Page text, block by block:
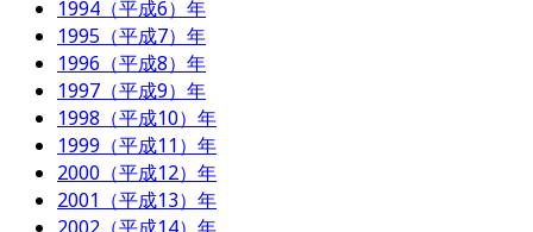
1994（平成6）年
1995（平成7）年
1996（平成8）年
1997（平成9）年
1998（平成10）年
1999（平成11）年
2000（平成12）年
2001（平成13）年